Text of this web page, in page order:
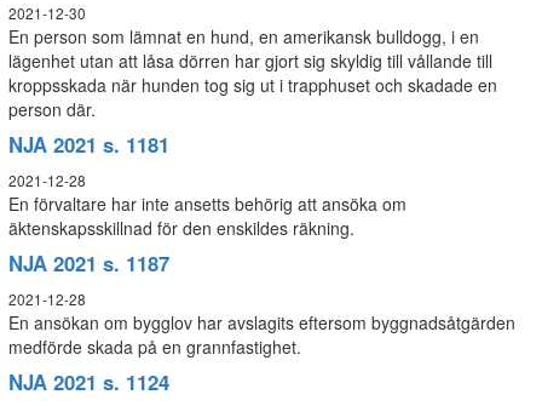
2021-12-30
En person som lämnat en hund, en amerikansk bulldogg, i en
lägenhet utan att låsa dörren har gjort sig skyldig till vållande till
kroppsskada när hunden tog sig ut i trapphuset och skadade en
person där.
NJA 2021 s. 1181
2021-12-28
En förvaltare har inte ansetts behörig att ansöka om
äktenskapsskillnad för den enskildes räkning.
NJA 2021 s. 1187
2021-12-28
En ansökan om bygglov har avslagits eftersom byggnadsåtgärden
medförde skada på en grannfastighet.
NJA 2021 s. 1124